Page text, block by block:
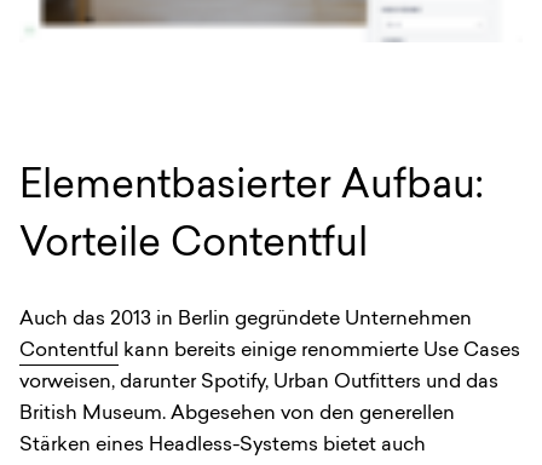
Elementbasierter Aufbau:
Vorteile Contentful
Auch das 2013 in Berlin gegründete Unternehmen
Contentful kann bereits einige renommierte Use Cases
vorweisen, darunter Spotify, Urban Outfitters und das
British Museum. Abgesehen von den generellen
Stärken eines Headless-Systems bietet auch